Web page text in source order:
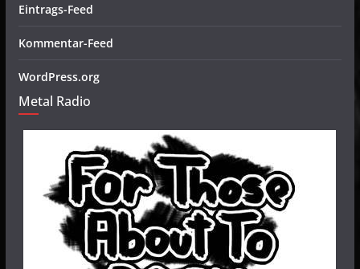
Eintrags-Feed
Kommentar-Feed
WordPress.org
Metal Radio